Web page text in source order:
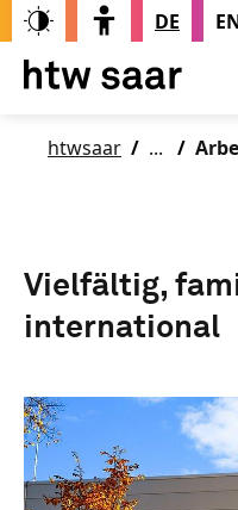
DE
htwsaar
Vielfältig,
international